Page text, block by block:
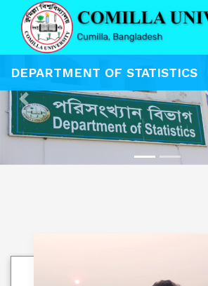
DEPARTMENT OF STATISTICS
Previous